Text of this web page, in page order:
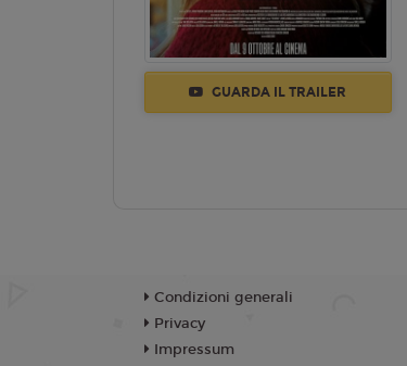
GUARDA IL TRAILER
Condizioni generali
Privacy
Impressum